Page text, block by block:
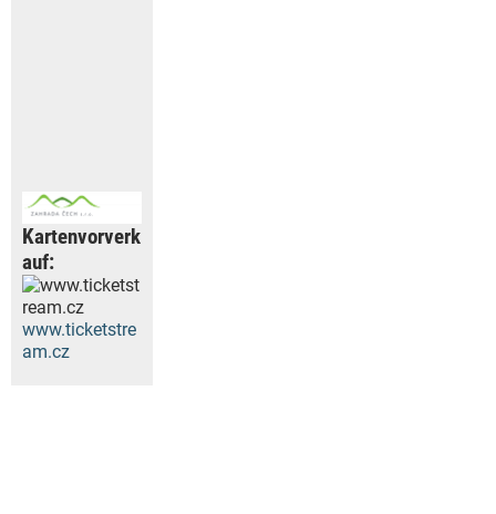
Kartenvorverk
auf:
www.ticketstre
am.cz